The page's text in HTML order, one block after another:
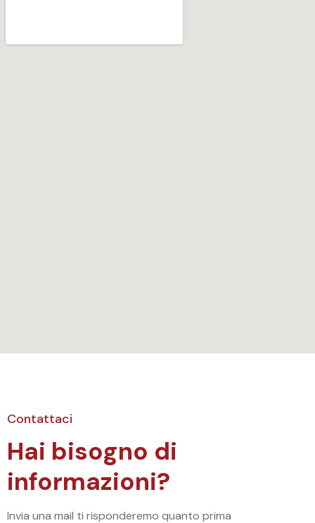
Contattaci
Hai bisogno di
informazioni?
Invia una mail ti risponderemo quanto prima